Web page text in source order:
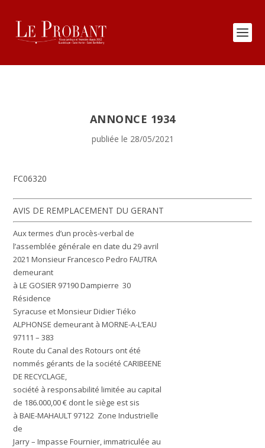
ANNONCE 1934
publiée le 28/05/2021
FC06320
AVIS DE REMPLACEMENT DU GERANT
Aux termes d’un procès-verbal de
l’assemblée générale en date du 29 avril
2021 Monsieur Francesco Pedro FAUTRA
demeurant
à LE GOSIER 97190 Dampierre 30
Résidence
Syracuse et Monsieur Didier Tiéko
ALPHONSE demeurant à MORNE-A-L’EAU
97111 – 383
Route du Canal des Rotours ont été
nommés gérants de la société CARIBEENE
DE RECYCLAGE,
société à responsabilité limitée au capital
de 186.000,00 € dont le siège est sis
à BAIE-MAHAULT 97122 Zone Industrielle
de
Jarry – Impasse Fournier, immatriculée au